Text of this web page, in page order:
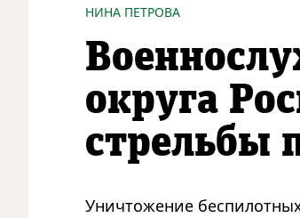
НИНА ПЕТРОВА
округа
стрельбы
Уничтожение